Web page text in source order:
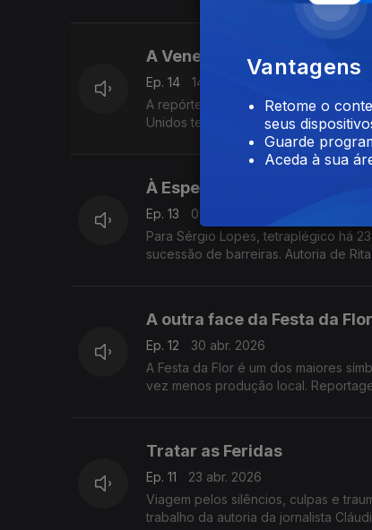
A Venezuela depois de
Ep. 14
14 mai. 2026
A repórter Celina Faria viajou até à
Unidos terem capturado Nicolás
À Espera
Ep. 13
07 mai. 2026
Para Sérgio Lopes, tetraplégico há
sucessão de barreiras. Autoria de
A outra face da Festa da Flor
Ep. 12
30 abr. 2026
A Festa da Flor é um dos maiores
vez menos produção local.
Tratar as Feridas
Ep. 11
23 abr. 2026
Viagem pelos silêncios, culpas e
trabalho da autoria da jornalista
Vantagens
Retome o
seus
Guarde
Aceda à sua